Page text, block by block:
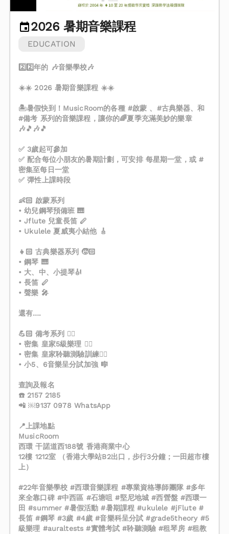
2026 暑期音樂課程
EDUCATION
2️⃣2️⃣年的 🎶音樂學校🎶
☀️☀️ 2026 暑期音樂課程 ☀️☀️
🏝️暑假快到！MusicRoom的各種 #啟蒙 、#古典樂器、和
#備考 系列的音樂課程，讓你的🌈夏季充滿美妙的樂章
🎶🎵🎶🎵
✅ 3歲起可參加
✅ 配合每位小朋友的暑期計劃，可安排 每星期一堂，或 #
密集至每日一堂
✅ 彈性上課時段
👶🏻 啟蒙系列
• 幼兒鋼琴預備班 🎹
• Jflute 兒童長笛 🪈
• Ukulele 夏威夷小結他 🎸
👧🏻 古典樂器系列 🧒🏻
• 鋼琴 🎹
• 大、中、小提琴🎻
• 長笛 🪈
• 聲樂 🎤
還有….
💪🏻 備考系列 ✌🏻
• 密集 皇家5級樂理 ✍🏻
• 密集 皇家聆聽測驗訓練👂🏻
• 小5、6音樂呈分試加強 🎼
查詢及報名
☎️ 2157 2185
📲 ￼⁨9137 0978⁩ WhatsApp
📍上課地點
MusicRoom
西環 干諾道西188號 香港商業中心
12樓 1212室 （香港大學站B2出口，步行3分鐘；一田超市樓
上）
#22年音樂學校 #西環音樂課程 #專業資格導師團隊 #多年
來全靠口碑 #中西區 #石塘咀 #堅尼地城 #西營盤 #西環一
田 #summer #暑假活動 #暑期課程 #ukulele #jFlute #
長笛 #鋼琴 #3歲 #4歲 #音樂科呈分試 #grade5theory #5
級樂理 #auraltests #實體考試 #聆聽測驗 #租琴房 #租教